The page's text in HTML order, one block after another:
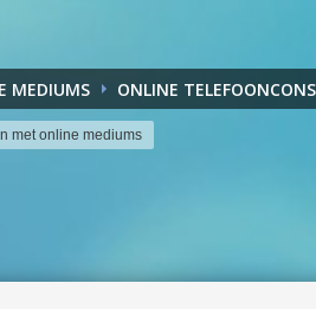
MEDIUMS ONLINE
met online mediums